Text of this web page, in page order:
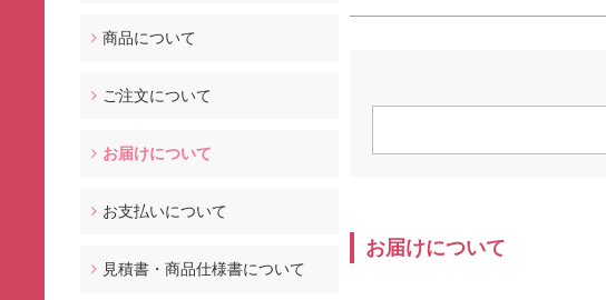
お届けについて
商品について
ご注文について
お届けについて
お支払いについて
見積書・商品仕様書について